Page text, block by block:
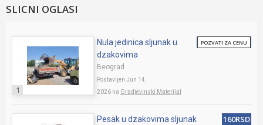
SLICNI OGLASI
1
Nula jedinica sljunak u
dzakovima
Beograd
Postavljen Jun 14,
2026 na Gradjevinski Materijal
POZVATI ZA CENU
Pesak u dzakovima sljunak
160RSD